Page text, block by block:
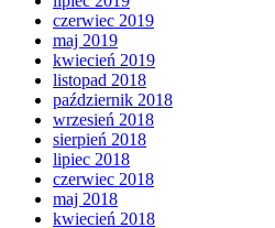
czerwiec 2019
maj 2019
kwiecień 2019
listopad 2018
październik 2018
wrzesień 2018
sierpień 2018
lipiec 2018
czerwiec 2018
maj 2018
kwiecień 2018